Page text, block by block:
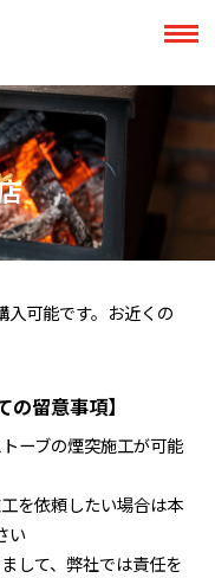
入可能です。お近くの
の留意事項】
ーブの煙突施工が可能
を依頼したい場合は本
い
して、弊社では責任を